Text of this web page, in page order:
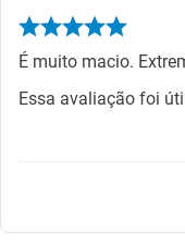
É muito macio.
Essa avaliação foi